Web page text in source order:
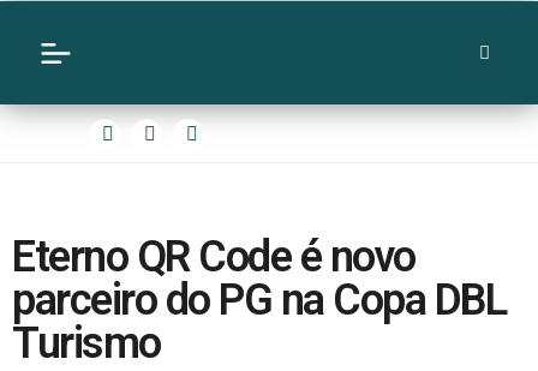
Eterno QR Code é novo
parceiro do PG na Copa DBL
Turismo